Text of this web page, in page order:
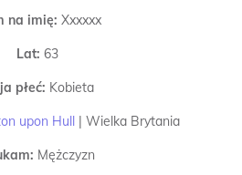
na imię: Xxxxxx
Lat: 63
płeć: Kobieta
upon Hull | Wielka Brytania
Mężczyzn